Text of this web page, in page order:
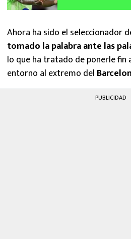
Ahora ha sido el seleccionador
tomado la palabra ante las
lo que ha tratado de ponerle fin
entorno al extremo del
PUBLICIDAD